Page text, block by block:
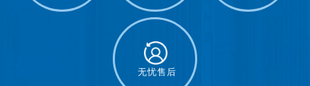
无忧售后